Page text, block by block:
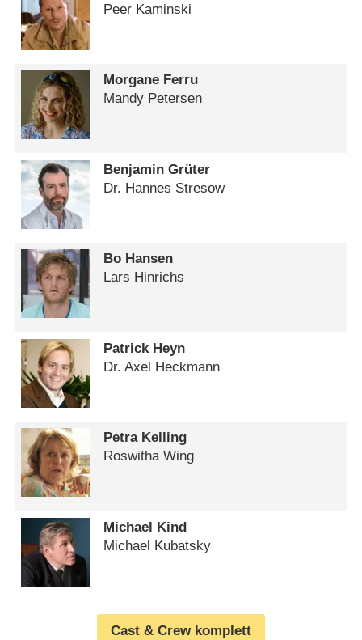
Peer Kaminski
Morgane Ferru
Mandy Petersen
Benjamin Grüter
Dr. Hannes Stresow
Bo Hansen
Lars Hinrichs
Patrick Heyn
Dr. Axel Heckmann
Petra Kelling
Roswitha Wing
Michael Kind
Michael Kubatsky
Cast & Crew komplett